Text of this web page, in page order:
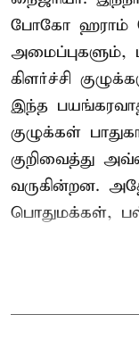
போகோ ஹராம்
அமைப்புகளும்,
கிளர்ச்சி
இந்த
குழுக்கள்
குறிவைத்து
வருகின்றன.
பொதுமக்கள்,